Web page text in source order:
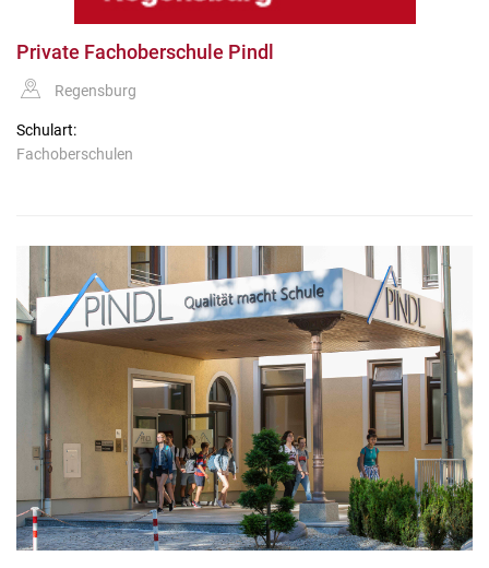
Private Fachoberschule Pindl
Regensburg
Schulart:
Fachoberschulen